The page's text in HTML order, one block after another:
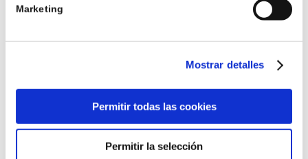
Marketing
Mostrar detalles
Permitir todas las cookies
Permitir la selección
COMENTARIOS
¿Quieres unirte a la conversación?
Nombre*